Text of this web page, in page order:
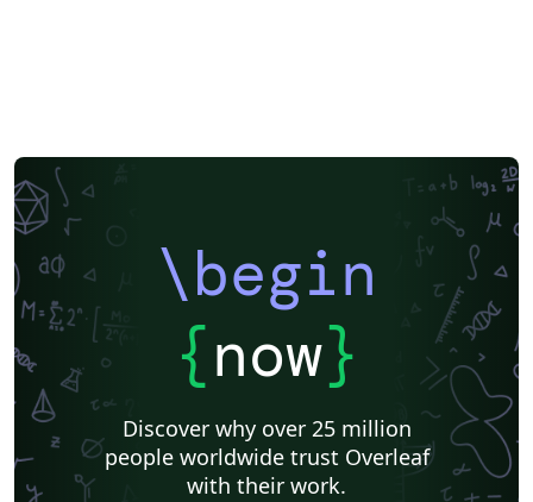
\begin
{now}
Discover why over 25 million
people worldwide trust Overleaf
with their work.